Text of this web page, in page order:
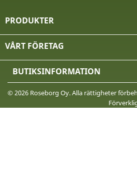
PRODUKTER
VÅRT FÖRETAG
BUTIKSINFORMATION
© 2026 Roseborg Oy. Alla rättigheter